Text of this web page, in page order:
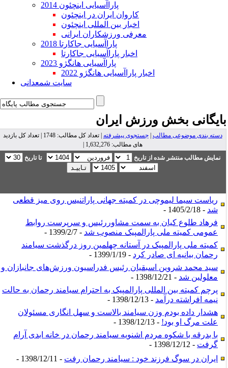
پاراآسیایی اینچئون 2014
کاروان ایران در اینچئون
اخبار بین المللی اینچئون
معرفی ورزشکاران ایرانی
پاراآسیایی جاکارتا 2018
اخبار پاراآسیایی جاکارتا
پاراآسیایی هانگژو 2023
اخبار پاراآسیایی هانگژو 2022
سایت شمعدانی
بایگانی بخش ورزش ایران
دسته بندی موضوعی مطالب |جستجوی پیشرفته
| تعداد کل مطالب: 1748 | تعداد کل بازدید
های مطالب: 1,632,276 |
نمایش مطالب منتشر شده از تاریخ
تا تاریخ
ریاست سیما لیموچی در کمیته جهانی پاراتنیس روی میز قطعی
شد - 1405/2/18 -
فرهاد طلوع کیان به سمت مشاوررئیس و سرپرست روابط
عمومی کمیته ملی پارالمپیک منصوب شد - 1399/2/7 -
کمیته ملی پارالمپیک در آستانه چهلمین روز درگذشت سیامند
رحمان بیانیه ای صادر کرد - 1399/1/19 -
سید محمد شروین اسبقیان رئیس فدراسیون ورزش‌های جانبازان و
معلولین شد - 1398/12/21 -
​پرچم کمیته بین المللی پارالمپیک به احترام سیامند رحمان به حالت
نیمه افراشته درآمد - 1398/12/13 -
هشدار داده بودم وزن سیامند بالاست و سهل انگاری مسئولان
علت مرگ او بود! - 1398/12/13 -
​با بدرقه با شکوه مردم اشنویه سیامند رحمان در خانه ابدی آرام
گرفت - 1398/12/12 -
ایران در سوگ فرزند خود : سیامند رحمان رفت - 1398/12/11 -